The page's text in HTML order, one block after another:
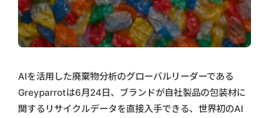
AIを活用した廃棄物分析のグローバルリーダーである
Greyparrotは6月24日、ブランドが自社製品の包装材に
関するリサイクルデータを直接入手できる、世界初のAI